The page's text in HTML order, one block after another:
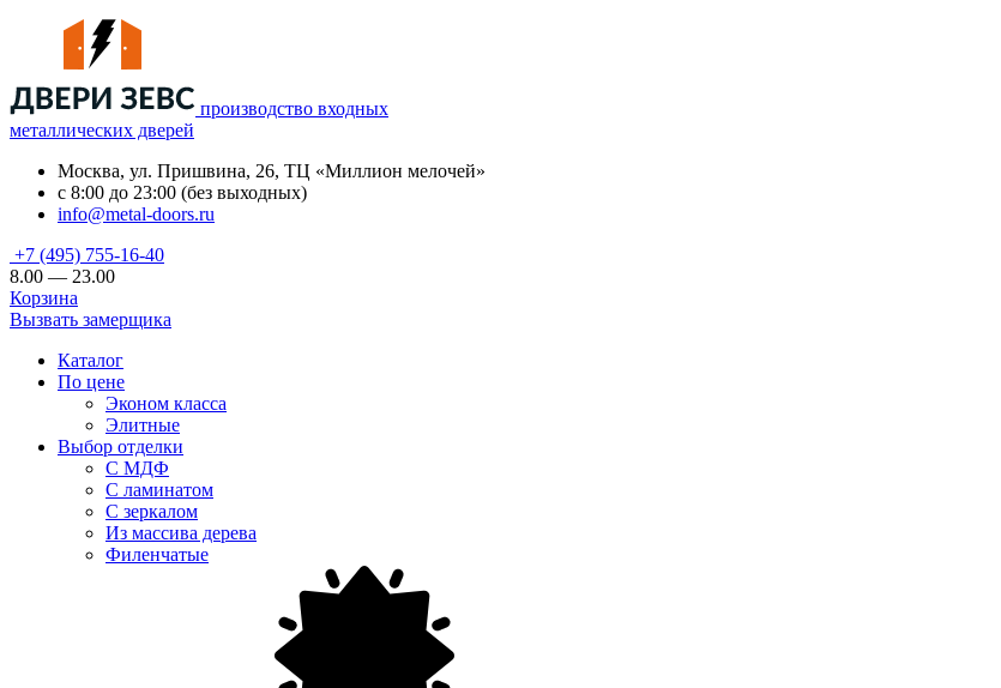
производство входных
металлических дверей
Москва, ул. Пришвина, 26, ТЦ «Миллион мелочей»
с 8:00 до 23:00 (без выходных)
info@metal-doors.ru
+7 (495) 755-16-40
8.00 — 23.00
Корзина
Вызвать замерщика
Каталог
По цене
Эконом класса
Элитные
Выбор отделки
С МДФ
С ламинатом
С зеркалом
Из массива дерева
Филенчатые